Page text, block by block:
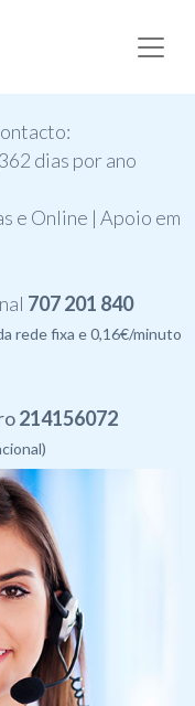
dias por ano
e Online | Apoio em
707 201 840
rede fixa e 0,16€/minuto
214156072